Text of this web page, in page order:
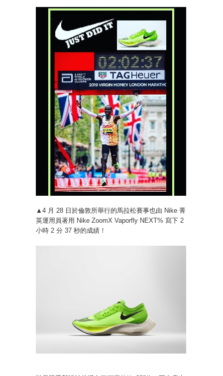
▲4 月 28 日於倫敦所舉行的馬拉松賽事也由 Nike 菁
英運用員著用 Nike ZoomX Vaporfly NEXT% 寫下 2
小時 2 分 37 秒的成績！